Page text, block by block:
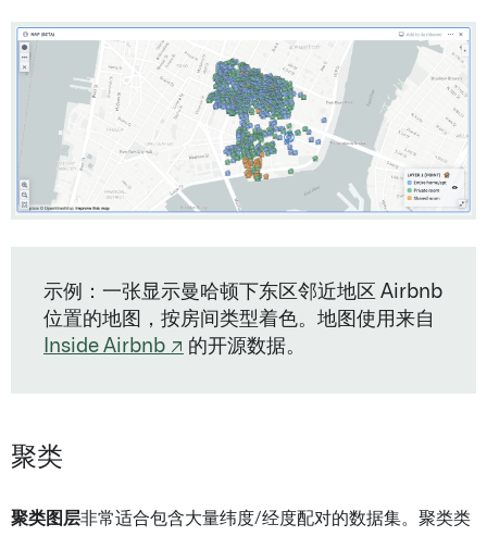
示例：一张显示曼哈顿下东区邻近地区 Airbnb
位置的地图，按房间类型着色。地图使用来自
Inside Airbnb ↗ 的开源数据。
聚类
聚类图层非常适合包含大量纬度/经度配对的数据集。聚类类